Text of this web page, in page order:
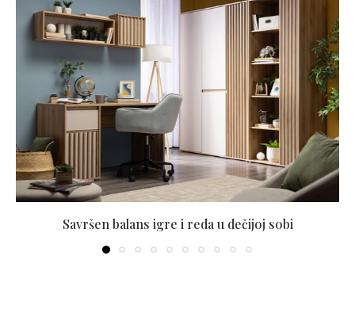
Savršen balans igre i reda u dečijoj sobi